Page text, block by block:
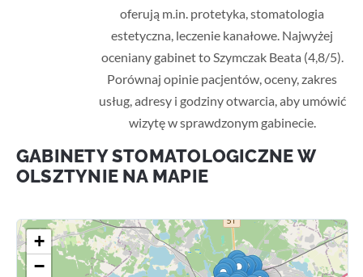
oferują m.in. protetyka, stomatologia
estetyczna, leczenie kanałowe. Najwyżej
oceniany gabinet to Szymczak Beata (4,8/5).
Porównaj opinie pacjentów, oceny, zakres
usług, adresy i godziny otwarcia, aby umówić
wizytę w sprawdzonym gabinecie.
GABINETY STOMATOLOGICZNE W
OLSZTYNIE NA MAPIE
+
−